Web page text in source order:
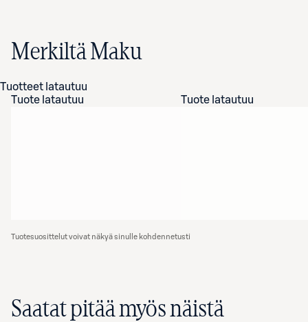
Merkiltä Maku
Tuotteet latautuu
Tuote latautuu
Tuote latautuu
Tuotesuosittelut voivat näkyä sinulle kohdennetusti
Saatat pitää myös näistä